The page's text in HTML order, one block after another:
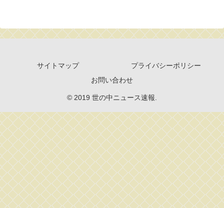
サイトマップ
プライバシーポリシー
お問い合わせ
© 2019 世の中ニュース速報.